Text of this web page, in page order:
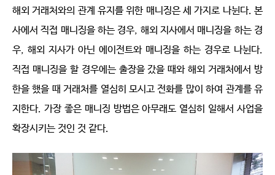
해외 거래처와의 관계 유지를 위한 매니징은 세 가지로 나뉜다. 본
사에서 직접 매니징을 하는 경우, 해외 지사에서 매니징을 하는 경
우, 해외 지사가 아닌 에이전트와 매니징을 하는 경우로 나뉜다.
직접 매니징을 할 경우에는 출장을 갔을 때와 해외 거래처에서 방
한을 했을 때 거래처를 열심히 모시고 전화를 많이 하여 관계를 유
지한다. 가장 좋은 매니징 방법은 아무래도 열심히 일해서 사업을
확장시키는 것인 것 같다.